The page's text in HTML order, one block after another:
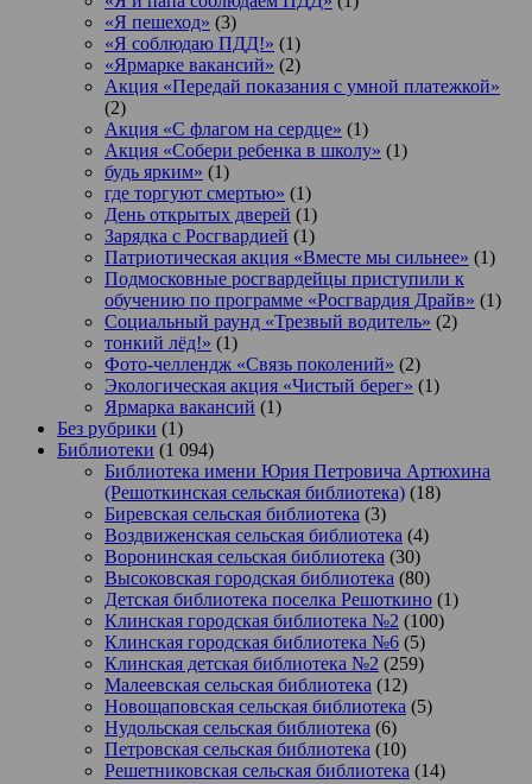
«Я пешеход» (3)
«Я соблюдаю ПДД!» (1)
«Ярмарке вакансий» (2)
Акция «Передай показания с умной платежкой»
(2)
Акция «С флагом на сердце» (1)
Акция «Собери ребенка в школу» (1)
будь ярким» (1)
где торгуют смертью» (1)
День открытых дверей (1)
Зарядка с Росгвардией (1)
Патриотическая акция «Вместе мы сильнее» (1)
Подмосковные росгвардейцы приступили к
обучению по программе «Росгвардия Драйв» (1)
Социальный раунд «Трезвый водитель» (2)
тонкий лёд!» (1)
Фото-челлендж «Связь поколений» (2)
Экологическая акция «Чистый берег» (1)
Ярмарка вакансий (1)
Без рубрики (1)
Библиотеки (1 094)
Библиотека имени Юрия Петровича Артюхина
(Решоткинская сельская библиотека) (18)
Биревская сельская библиотека (3)
Воздвиженская сельская библиотека (4)
Воронинская сельская библиотека (30)
Высоковская городская библиотека (80)
Детская библиотека поселка Решоткино (1)
Клинская городская библиотека №2 (100)
Клинская городская библиотека №6 (5)
Клинская детская библиотека №2 (259)
Малеевская сельская библиотека (12)
Новощаповская сельская библиотека (5)
Нудольская сельская библиотека (6)
Петровская сельская библиотека (10)
Решетниковская сельская библиотека (14)